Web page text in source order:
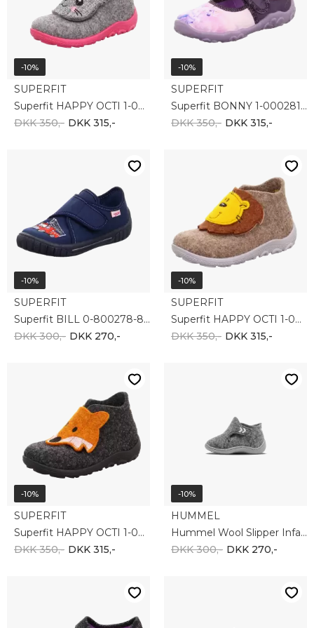
-10%
SUPERFIT
Superfit HAPPY OCTI 1-006295-2500
DKK 350,- DKK 315,-
-10%
SUPERFIT
Superfit BONNY 1-000281-8540
DKK 350,- DKK 315,-
-10%
SUPERFIT
Superfit BILL 0-800278-8000
DKK 300,- DKK 270,-
-10%
SUPERFIT
Superfit HAPPY OCTI 1-006295-4000
DKK 350,- DKK 315,-
-10%
SUPERFIT
Superfit HAPPY OCTI 1-006295-4700
DKK 350,- DKK 315,-
-10%
HUMMEL
Hummel Wool Slipper Infant 210381-1100
DKK 300,- DKK 270,-